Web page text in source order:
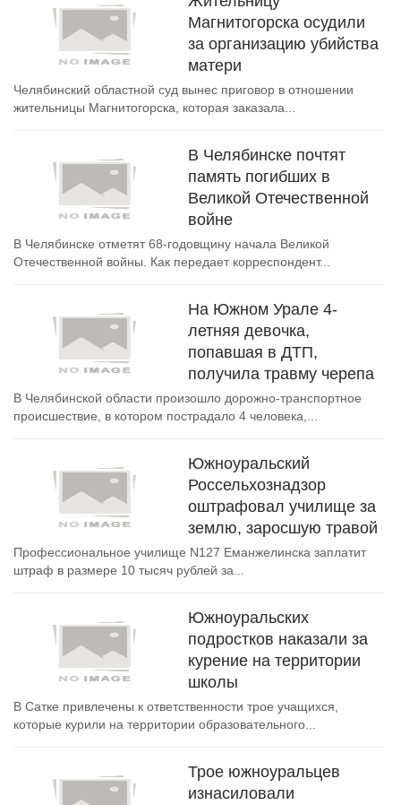
Магнитогорска осудили
за организацию убийства
матери
Челябинский областной суд вынес приговор в отношении
жительницы Магнитогорска, которая заказала...
В Челябинске почтят
память погибших в
Великой Отечественной
войне
В Челябинске отметят 68-годовщину начала Великой
Отечественной войны. Как передает корреспондент...
На Южном Урале 4-
летняя девочка,
попавшая в ДТП,
получила травму черепа
В Челябинской области произошло дорожно-транспортное
происшествие, в котором пострадало 4 человека,...
Южноуральский
Россельхознадзор
оштрафовал училище за
землю, заросшую травой
Профессиональное училище N127 Еманжелинска заплатит
штраф в размере 10 тысяч рублей за...
Южноуральских
подростков наказали за
курение на территории
школы
В Сатке привлечены к ответственности трое учащихся,
которые курили на территории образовательного...
Трое южноуральцев
изнасиловали